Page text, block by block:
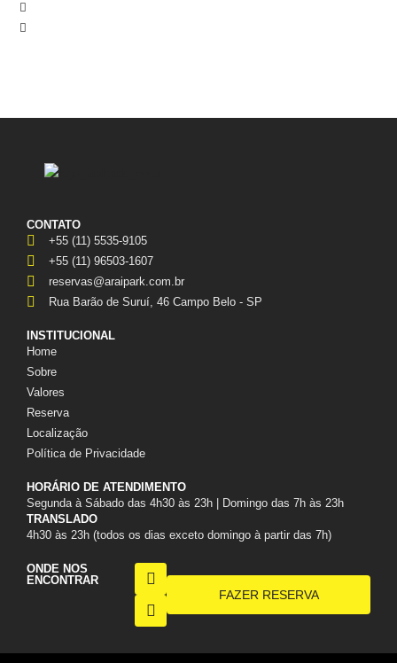
CONTATO
+55 (11) 5535-9105
+55 (11) 96503-1607
reservas@araipark.com.br
Rua Barão de Suruí, 46 Campo Belo - SP
INSTITUCIONAL
Home
Sobre
Valores
Reserva
Localização
Política de Privacidade
HORÁRIO DE ATENDIMENTO
Segunda à Sábado das 4h30 às 23h | Domingo das 7h às 23h
TRANSLADO
4h30 às 23h (todos os dias exceto domingo à partir das 7h)
ONDE NOS
ENCONTRAR
FAZER RESERVA